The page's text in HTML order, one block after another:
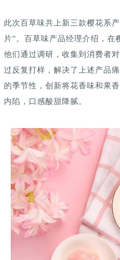
此次百草味共上新三款樱花系
片”。百草味产品经理介绍，在
他们通过调研，收集到消费者
过反复打样，解决了上述产品
的季节性，创新将花香味和果
内陷，口感酸甜降腻。